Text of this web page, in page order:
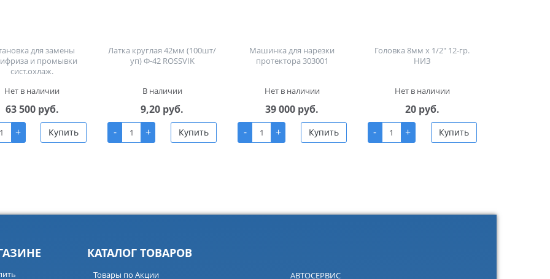
для замены
и промывки
сист.охлаж.
Нет в наличии
63 500 руб.
+ Купить
Латка круглая 42мм (100шт/
уп) Ф-42 ROSSVIK
В наличии
9,20 руб.
-
+ Купить
Машинка для нарезки
протектора 303001
Нет в наличии
39 000 руб.
-
+ Купить
Головка 8мм х 1/2" 12-гр.
НИЗ
Нет в наличии
20 руб.
-
+ Купить
КАТАЛОГ ТОВАРОВ
Товары по Акции
АВТОСЕРВИС